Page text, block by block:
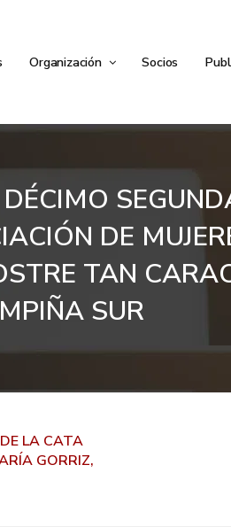
Organización Socios
DE
TAN
SUR
LA CATA
GORRIZ,